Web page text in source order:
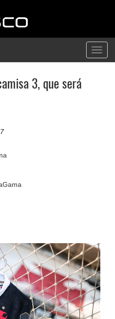
3, que será